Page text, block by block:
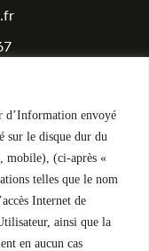
d’Information envoyé
sur le disque dur du
mobile), (ci-après «
telles que le nom
Internet de
ainsi que la
en aucun cas